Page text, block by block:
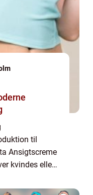
til
Ansigtscreme
kvindes eller
med